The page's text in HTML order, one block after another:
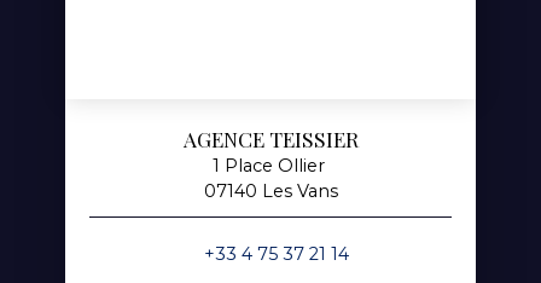
AGENCE TEISSIER
1 Place Ollier
07140 Les Vans
+33 4 75 37 21 14